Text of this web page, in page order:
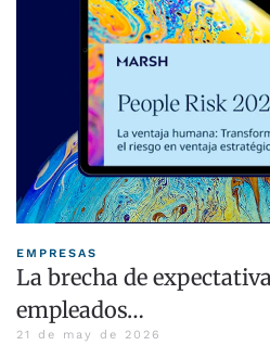
EMPRESAS
La brecha de
empleados…
21 de may de 2026